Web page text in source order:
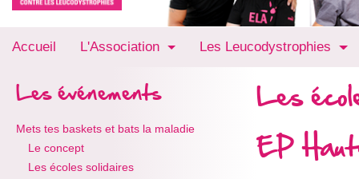
Accueil L'Association Les Leucodystrophies
Les événements
Mets tes baskets et bats la maladie
Le concept
Les écoles solidaires
Les
EP